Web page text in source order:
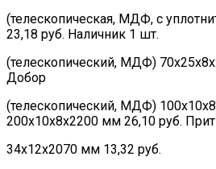
(телескопическая, МДФ, с
23,18 руб. Наличник 1 шт.
(телескопический, МДФ)
Добор
(телескопический, МДФ)
200х10х8х2200 мм 26,10 руб.
34х12х2070 мм 13,32 руб.